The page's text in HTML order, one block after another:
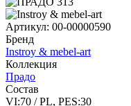
Артикул: 00-00000590
Бренд
Instroy & mebel-art
Коллекция
Прадо
Состав
VI:70 / PL, PES:30